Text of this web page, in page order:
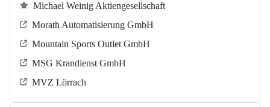
Michael Weinig Aktiengesellschaft
Morath Automatisierung GmbH
Mountain Sports Outlet GmbH
MSG Krandienst GmbH
MVZ Lörrach